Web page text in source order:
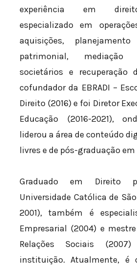
experiência em
especializado em
aquisições,
patrimonial,
societários e recuperação
cofundador da EBRADI –
Direito (2016) e foi Diretor
Educação (2016-2021),
liderou a área de conteúdo
livres e de pós-graduação em
Graduado em Direito
Universidade Católica de
2001), também é
Empresarial (2004) e
Relações Sociais
instituição. Atualmente, é